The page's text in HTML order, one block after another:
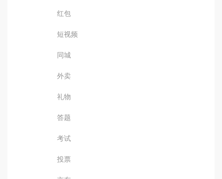
红包
短视频
同城
外卖
礼物
答题
考试
投票